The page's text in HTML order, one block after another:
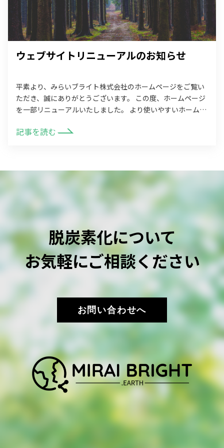
ウェブサイトリニューアルのお知らせ
平素より、みらいブライト株式会社のホームページをご覧い
ただき、誠にありがとうございます。 この度、ホームページ
を一部リニューアルいたしました。 より使いやすいホームペ
記事を読む
脱炭素化について
お気軽にご相談ください
お問い合わせへ